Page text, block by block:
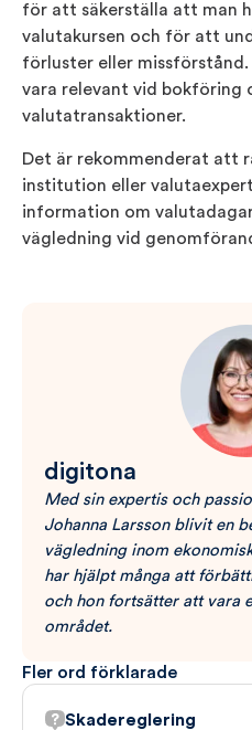
för att säkerställa att man
valutakursen och för att
förluster eller missförstånd.
vara relevant vid bokföring
valutatransaktioner.
Det är rekommenderat att
institution eller
information om
vägledning vid
digitona
Med sin expertis och
Johanna Larsson blivit en
vägledning inom
har hjälpt många att
och hon fortsätter att vara
området.
Fler ord förklarade
Skadereglering